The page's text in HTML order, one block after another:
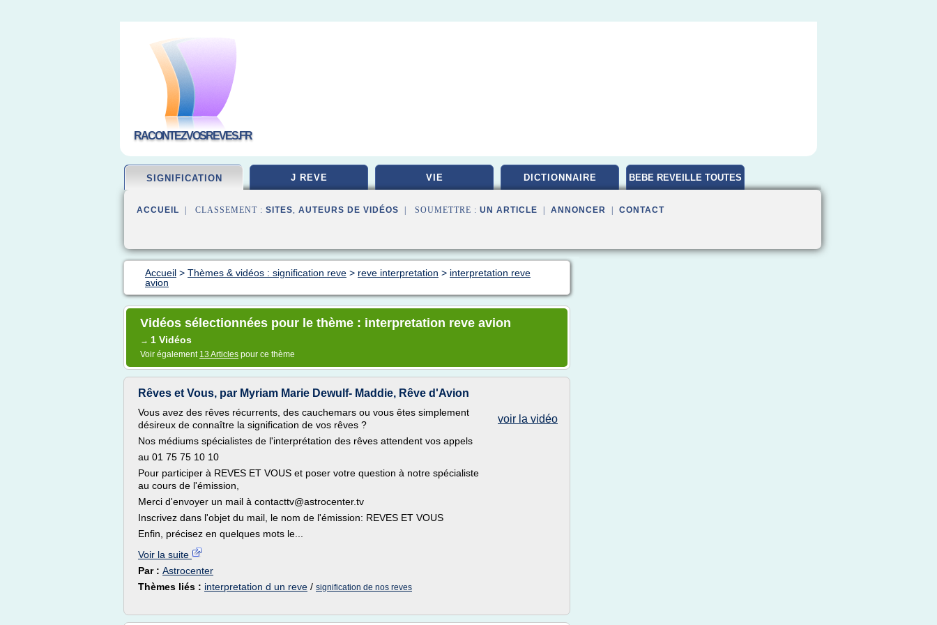
RACONTEZVOSREVES.FR
SIGNIFICATION J REVE VIE DICTIONNAIRE BEBE REVEILLE TOUTES
ACCUEIL | CLASSEMENT : SITES, AUTEURS DE VIDÉOS | SOUMETTRE : UN ARTICLE ANNONCER CONTACT
Accueil > Thèmes & vidéos : signification reve > reve interpretation > interpretation reve
avion
Vidéos sélectionnées pour le thème : interpretation reve avion
→ 1 Vidéos
Voir également 13 Articles pour ce thème
Rêves et Vous, par Myriam Marie Dewulf- Maddie, Rêve d'Avion
voir la vidéo
Vous avez des rêves récurrents, des cauchemars ou vous êtes simplement
désireux de connaître la signification de vos rêves ?
Nos médiums spécialistes de l'interprétation des rêves attendent vos appels
au 01 75 75 10 10
Pour participer à REVES ET VOUS et poser votre question à notre spécialiste
au cours de l'émission,
Merci d'envoyer un mail à contacttv@astrocenter.tv
Inscrivez dans l'objet du mail, le nom de l'émission: REVES ET VOUS
Enfin, précisez en quelques mots le...
Voir la suite
Par : Astrocenter
Thèmes liés : interpretation d un reve / signification de nos reves